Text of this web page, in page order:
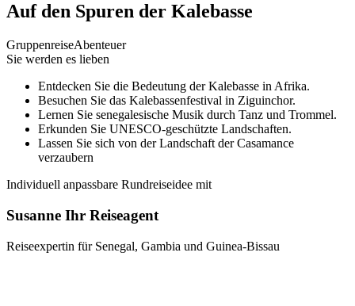
Auf den Spuren der Kalebasse
GruppenreiseAbenteuer
Sie werden es lieben
Entdecken Sie die Bedeutung der Kalebasse in Afrika.
Besuchen Sie das Kalebassenfestival in Ziguinchor.
Lernen Sie senegalesische Musik durch Tanz und Trommel.
Erkunden Sie UNESCO-geschützte Landschaften.
Lassen Sie sich von der Landschaft der Casamance
verzaubern
Individuell anpassbare Rundreiseidee mit
Susanne Ihr Reiseagent
Reiseexpertin für Senegal, Gambia und Guinea-Bissau